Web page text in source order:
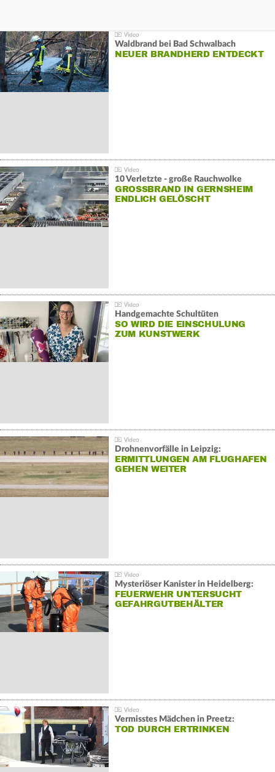
Waldbrand bei Bad Schwalbach
NEUER BRANDHERD ENTDECKT
10 Verletzte - große Rauchwolke
GROSSBRAND IN GERNSHEIM E
NDLICH GELÖSCHT
Handgemachte Schultüten
SO WIRD DIE EINSCHULUNG
ZUM KUNSTWERK
Drohnenvorfälle in Leipzig:
ERMITTLUNGEN AM FLUGHAFEN
GEHEN WEITER
Mysteriöser Kanister in Heidelberg:
FEUERWEHR UNTERSUCHT
GEFAHRGUTBEHÄLTER
Vermisstes Mädchen in Preetz:
TOD DURCH ERTRINKEN